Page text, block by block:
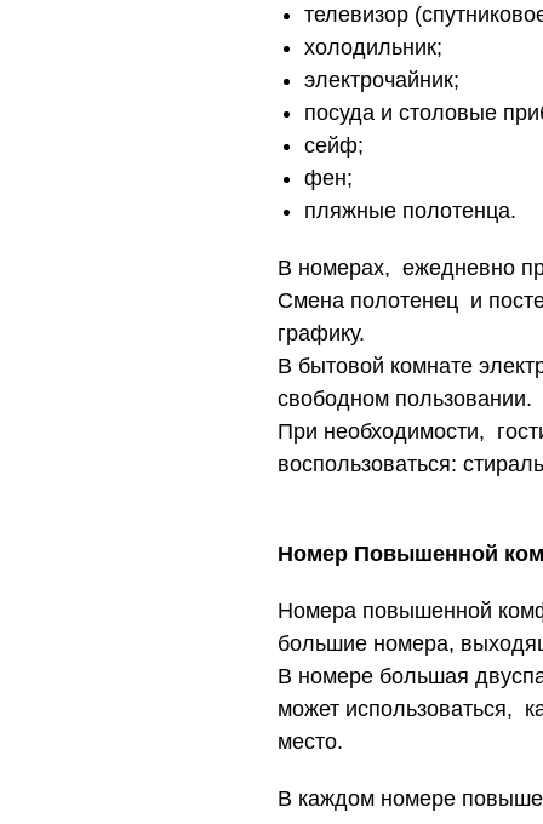
телевизор
холодильник;
электрочайник;
посуда и столовые
сейф;
фен;
пляжные полотенца.
В номерах, ежедневно
Смена полотенец и
графику.
В бытовой комнате
свободном пользовании.
При необходимости,
воспользоваться:
Номер Повышенной
Номера повышенной
большие номера,
В номере большая
может использоваться,
место.
В каждом номере